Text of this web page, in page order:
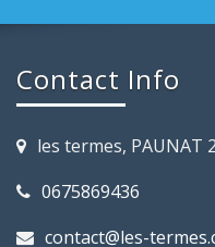
Contact Info
les termes, PAUNAT
0675869436
contact@les-